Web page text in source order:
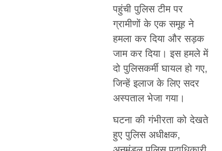
पहुंची पुलिस टीम पर
ग्रामीणों के एक समूह ने
हमला कर दिया और सड़क
जाम कर दिया। इस हमले में
दो पुलिसकर्मी घायल हो गए,
जिन्हें इलाज के लिए सदर
अस्पताल भेजा गया।
घटना की गंभीरता को देखते
हुए पुलिस अधीक्षक,